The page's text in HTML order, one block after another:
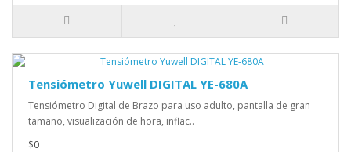
Tensiómetro Yuwell DIGITAL YE-680A
Tensiómetro Digital de Brazo para uso adulto, pantalla de gran
tamaño, visualización de hora, inflac..
$0